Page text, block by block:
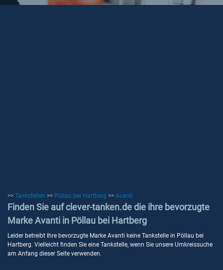
>> Tankstellen >> Pöllau bei Hartberg >> Avanti
Finden Sie auf clever-tanken.de die ihre bevorzugte
Marke Avanti in Pöllau bei Hartberg
Leider betreibt Ihre bevorzugte Marke Avanti keine Tankstelle in Pöllau bei
Hartberg. Vielleicht finden Sie eine Tankstelle, wenn Sie unsere Umkreissuche
am Anfang dieser Seite verwenden.